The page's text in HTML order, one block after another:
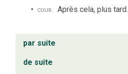
cour.
Après cela, plus tard.
par suite
de suite